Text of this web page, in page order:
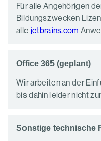
Für alle Angehörigen
Bildungszwecken
alle jetbrains.com
Office 365 (geplant)
Wir arbeiten an der
bis dahin leider nicht
Sonstige technische